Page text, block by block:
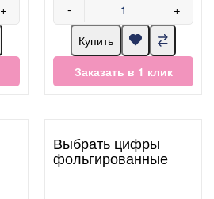
+ - +
Купить
Заказать в 1 клик
Выбрать цифры
фольгированные